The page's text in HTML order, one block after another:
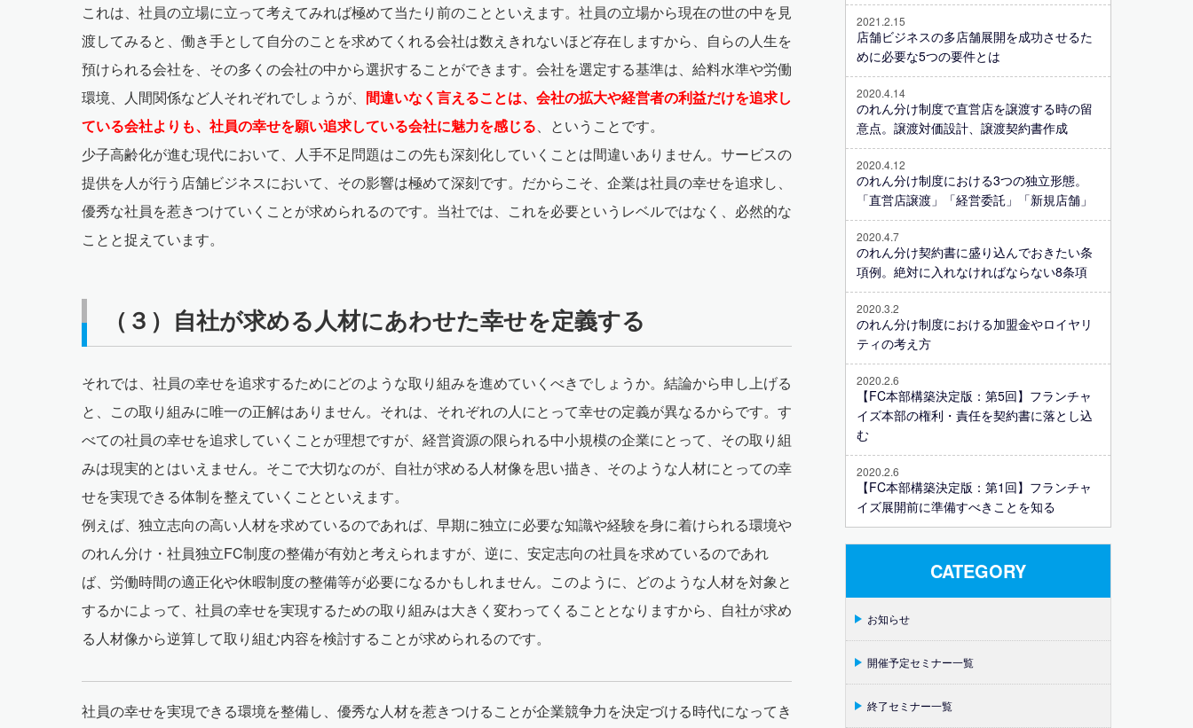
これは、社員の立場に立って考えてみれば極めて当たり前のことといえます。社員の立場から現在の世の中を見
渡してみると、働き手として自分のことを求めてくれる会社は数えきれないほど存在しますから、自らの人生を
預けられる会社を、その多くの会社の中から選択することができます。会社を選定する基準は、給料水準や労働
環境、人間関係など人それぞれでしょうが、 間違いなく言えることは、会社の拡大や経営者の利益だけを追求し
ている会社よりも、社員の幸せを願い追求している会社に魅力を感じる 、ということです。
少子高齢化が進む現代において、人手不足問題はこの先も深刻化していくことは間違いありません。サービスの
提供を人が行う店舗ビジネスにおいて、その影響は極めて深刻です。だからこそ、企業は社員の幸せを追求し、
優秀な社員を惹きつけていくことが求められるのです。当社では、これを必要というレベルではなく、必然的な
ことと捉えています。
（３）自社が求める人材にあわせた幸せを定義する
それでは、社員の幸せを追求するためにどのような取り組みを進めていくべきでしょうか。結論から申し上げる
と、この取り組みに唯一の正解はありません。それは、それぞれの人にとって幸せの定義が異なるからです。す
べての社員の幸せを追求していくことが理想ですが、経営資源の限られる中小規模の企業にとって、その取り組
みは現実的とはいえません。そこで大切なのが、自社が求める人材像を思い描き、そのような人材にとっての幸
せを実現できる体制を整えていくことといえます。
例えば、独立志向の高い人材を求めているのであれば、早期に独立に必要な知識や経験を身に着けられる環境や
のれん分け・社員独立FC制度の整備が有効と考えられますが、逆に、安定志向の社員を求めているのであれ
ば、労働時間の適正化や休暇制度の整備等が必要になるかもしれません。このように、どのような人材を対象と
するかによって、社員の幸せを実現するための取り組みは大きく変わってくることとなりますから、自社が求め
る人材像から逆算して取り組む内容を検討することが求められるのです。
社員の幸せを実現できる環境を整備し、優秀な人材を惹きつけることが企業競争力を決定づける時代になってき
2021.2.15
店舗ビジネスの多店舗展開を成功させるた
めに必要な5つの要件とは
2020.4.14
のれん分け制度で直営店を譲渡する時の留
意点。譲渡対価設計、譲渡契約書作成
2020.4.12
のれん分け制度における3つの独立形態。
「直営店譲渡」「経営委託」「新規店舗」
2020.4.7
のれん分け契約書に盛り込んでおきたい条
項例。絶対に入れなければならない8条項
2020.3.2
のれん分け制度における加盟金やロイヤリ
ティの考え方
2020.2.6
【FC本部構築決定版：第5回】フランチャ
イズ本部の権利・責任を契約書に落とし込
む
2020.2.6
【FC本部構築決定版：第1回】フランチャ
イズ展開前に準備すべきことを知る
CATEGORY
お知らせ
開催予定セミナー一覧
終了セミナー一覧